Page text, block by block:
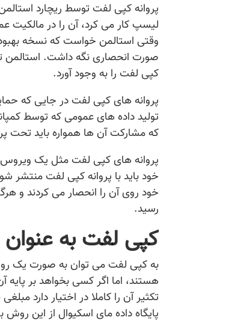
پروانه کپی لفت توسط ریچارد
لیسپ کار می کرد، آن را در مالکیت
وقتی استالمن خواست که نسخه بهبود
صورت انحصاری نگه داشت. استالمن
کپی لفت را به وجود آورد.
پروانه های کپی لفت در جایی که
تولید داده های عمومی که توسط
که مشارکت آن ها همواره باید تحت
پروانه های کپی لفت مثل یک ویروس
خود باید با پروانه کپی لفت منتشر
خود روی آن را انحصار می کردند و
رسید.
کپی لفت به
به کپی لفت می توان به صورت یک
هستند، اما اگر کسی بخواهد بر پایه
تکثیر آن را کاملا در اختیار دارد
پایگاه داده مای اسکیوال از این